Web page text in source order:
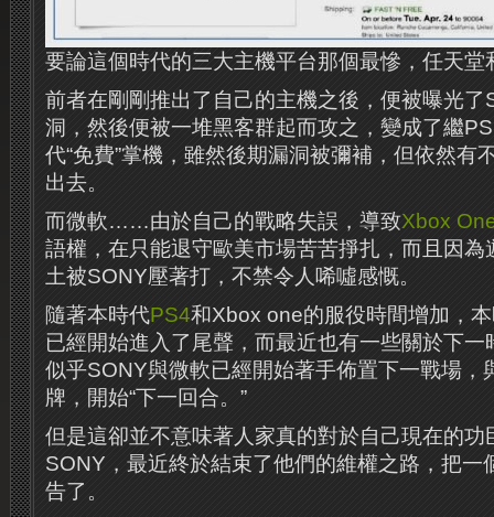
要論這個時代的三大主機平台那個最慘，任天堂
前者在剛剛推出了自己的主機之後，便被曝光
洞，然後便被一堆黑客群起而攻之，變成了繼
代“免費”掌機，雖然後期漏洞被彌補，但依然有
出去。
而微軟……由於自己的戰略失誤，導致Xbox
語權，在只能退守歐美市場苦苦掙扎，而且因為
土被SONY壓著打，不禁令人唏噓感慨。
隨著本時代PS4和Xbox one的服役時間增加，
已經開始進入了尾聲，而最近也有一些關於下
似乎SONY與微軟已經開始著手佈置下一戰場，
牌，開始“下一回合。”
但是這卻並不意味著人家真的對於自己現在的功
SONY，最近終於結束了他們的維權之路，把一
告了。